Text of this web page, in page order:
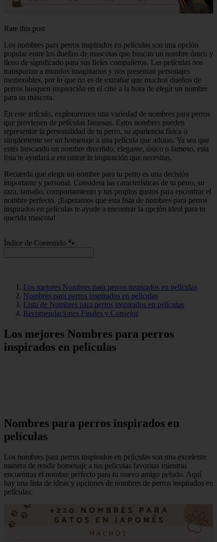
Rate this post
Los nombres para perros inspirados en películas son una opción
popular entre los dueños de mascotas que buscan un nombre único y
lleno de significado para sus fieles compañeros. Las películas nos
transportan a mundos imaginarios y nos presentan personajes
memorables, por lo que no es de extrañar que muchos dueños de
perros busquen inspiración en el cine a la hora de elegir un nombre
para su mascota.
En este artículo, exploraremos una variedad de nombres para perros
que provienen de películas famosas. Estos nombres pueden
representar la personalidad de tu perro, su apariencia física o
simplemente ser un homenaje a una película que adoras. Ya sea que
estés buscando un nombre divertido, elegante, único o famoso, esta
lista te ayudará a encontrar la inspiración que necesitas.
Recuerda que elegir un nombre para tu perro es una decisión
importante y personal. Considera las características de tu perro, su
raza, tamaño, comportamiento y tus propios gustos para encontrar el
nombre perfecto. ¡Esperamos que esta lista de nombres para perros
inspirados en películas te ayude a encontrar la opción ideal para tu
querida mascota!
Índice de Contenido 🐾
Los mejores Nombres para perros inspirados en películas
Nombres para perros inspirados en películas
Lista de Nombres para perros inspirados en películas
Recomendaciones Finales y Consejos
Los mejores Nombres para perros
inspirados en películas
Nombres para perros inspirados en
películas
Los nombres para perros inspirados en películas son una excelente
manera de rendir homenaje a tus películas favoritas mientras
encuentras el nombre perfecto para tu nuevo amigo peludo. Aquí
hay una lista de ideas y opciones de nombres de perros inspirados en
películas: